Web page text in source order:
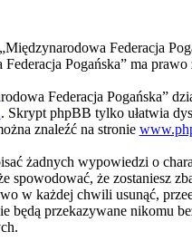
Federacja
Federacja Pogańska” ma
Federacja Pogańska”
. Skrypt phpBB tylko ułatwia
znaleźć na stronie
żadnych wypowiedzi o
spowodować, że zostaniesz
w każdej chwili usunąć,
będą przekazywane nikomu